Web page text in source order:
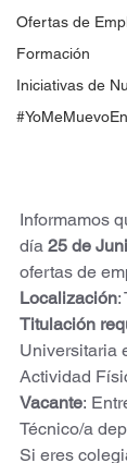
Ofertas de
Formación
Iniciativas de
Informamos
día 25 de
ofertas de
Localización:
Titulación
Universitaria
Actividad
Vacante:
Técnico/a
Si eres